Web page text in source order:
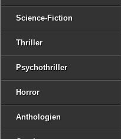
Science-Fiction
Thriller
Psychothriller
Horror
Anthologien